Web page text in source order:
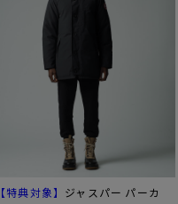
【特典対象】 ジャスパー パーカ